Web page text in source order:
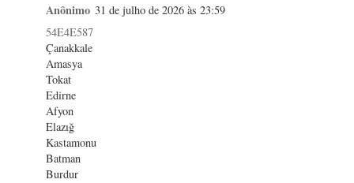
Anônimo 31 de julho de 2026 às 23:59
54E4E587
Çanakkale
Amasya
Tokat
Edirne
Afyon
Elazığ
Kastamonu
Batman
Burdur